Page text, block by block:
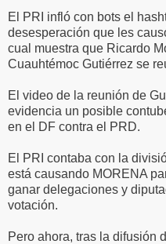
El PRI infló con bots el
desesperación que les
cual muestra que Ricardo
Cuauhtémoc Gutiérrez se
El video de la reunión de
evidencia un posible
en el DF contra el PRD.
El PRI contaba con la
está causando MORENA
ganar delegaciones y
votación.
Pero ahora, tras la difusión